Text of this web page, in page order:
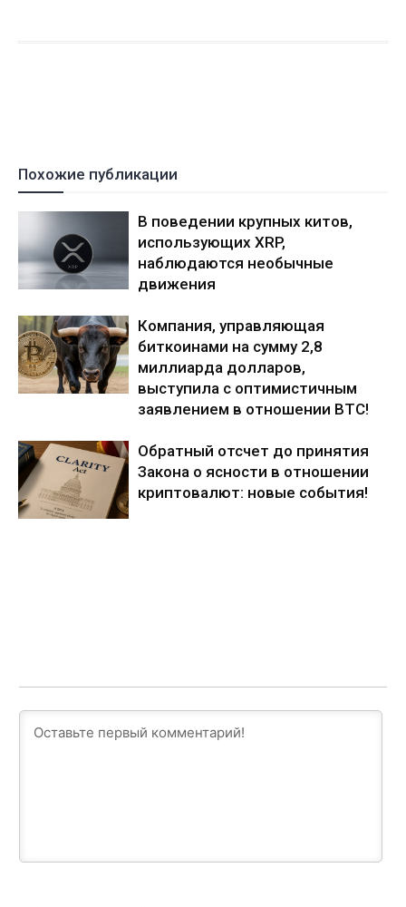
Похожие публикации
В поведении крупных китов,
использующих XRP,
наблюдаются необычные
движения
Компания, управляющая
биткоинами на сумму 2,8
миллиарда долларов,
выступила с оптимистичным
заявлением в отношении BTC!
Обратный отсчет до принятия
Закона о ясности в отношении
криптовалют: новые события!